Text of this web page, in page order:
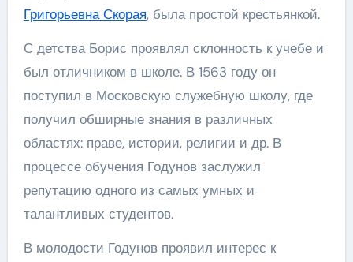
Григорьевна Скорая, была простой крестьянкой.
С детства Борис проявлял склонность к учебе и
был отличником в школе. В 1563 году он
поступил в Московскую служебную школу, где
получил обширные знания в различных
областях: праве, истории, религии и др. В
процессе обучения Годунов заслужил
репутацию одного из самых умных и
талантливых студентов.
В молодости Годунов проявил интерес к